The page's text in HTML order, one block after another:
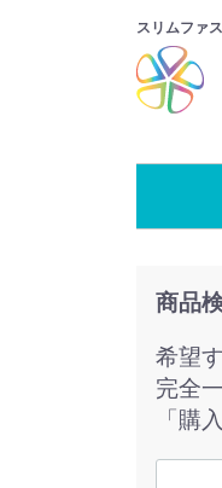
スリムファ
商品
希望
完全
「購